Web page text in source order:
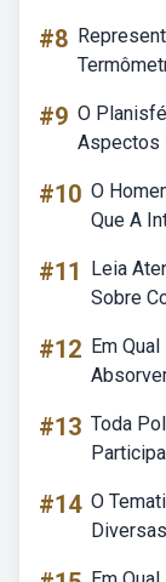
#8
#9 O
Aspectos
#10 O
Que A
#11
Leia
Sobre
#12 Em
#13 Toda
#14 O